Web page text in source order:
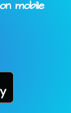
mobile